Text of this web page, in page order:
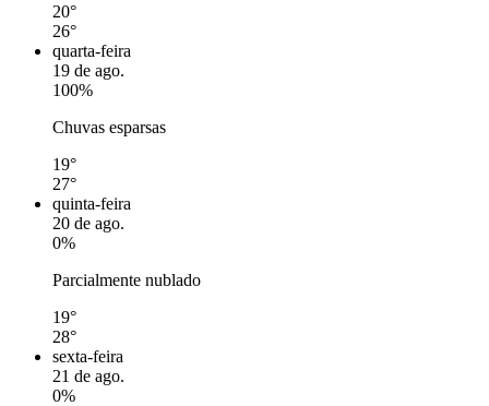
20°
26°
quarta-feira
19 de ago.
100%
Chuvas esparsas
19°
27°
quinta-feira
20 de ago.
0%
Parcialmente nublado
19°
28°
sexta-feira
21 de ago.
0%